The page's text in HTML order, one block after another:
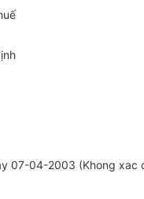
07-04-2003 (Khong xac